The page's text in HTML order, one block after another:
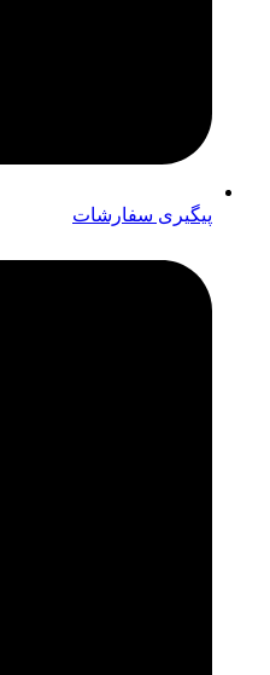
پیگیری سفارشات